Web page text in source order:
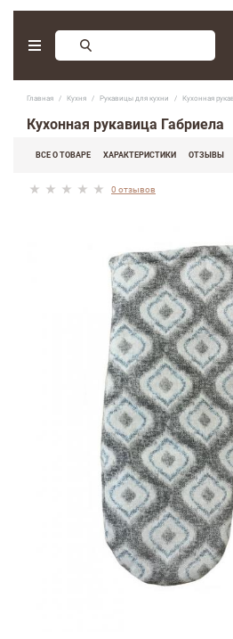
Главная Кухня Рукавицы для кухни Кухонная
Кухонная рукавица Габриела
ВСЕ О ТОВАРЕ ХАРАКТЕРИСТИКИ ОТЗЫВЫ
0 отзывов
Заказ обратного звонка
(097) 416-90-33
(066) 339-07-15